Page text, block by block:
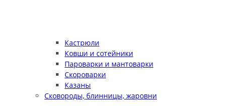
Кастрюли
Ковши и сотейники
Пароварки и мантоварки
Скороварки
Казаны
Сковороды, блинницы, жаровни